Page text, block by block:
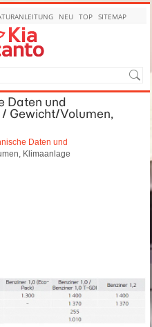
NEU TOP SITEMAP
Daten und
Gewicht/Volumen,
Daten und
Klimaanlage